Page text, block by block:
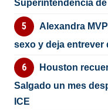
Superintendencia
Alexandra
sexo y deja entrever
Houston
Salgado un mes
ICE